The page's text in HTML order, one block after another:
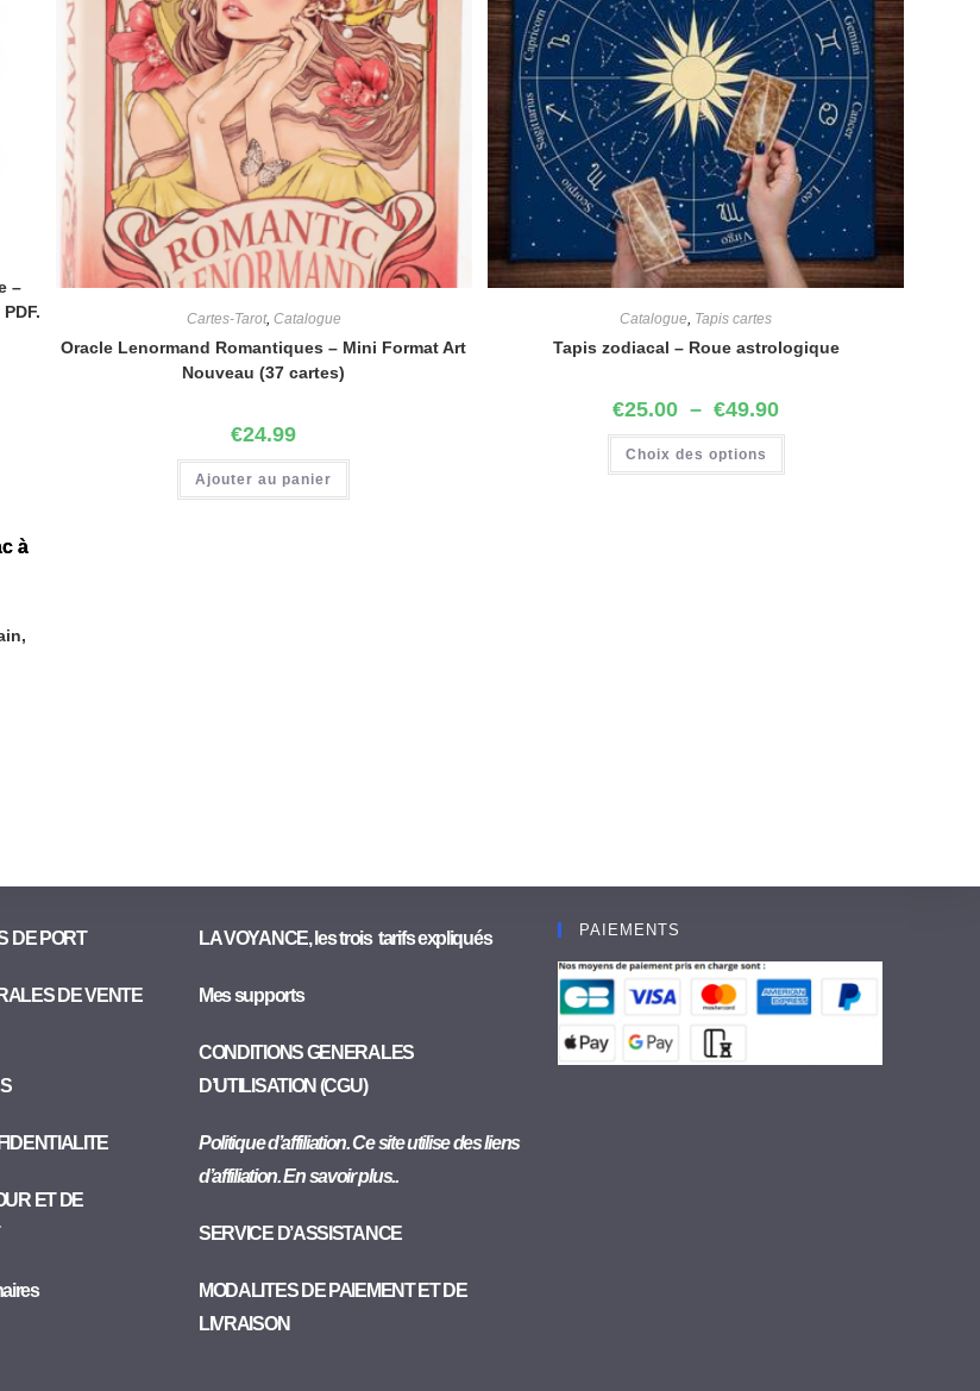
–
Cartes-Tarot, Catalogue
Oracle Lenormand Romantiques – Mini Format Art
Nouveau (37 cartes)
€24.99
Ajouter au panier
Catalogue Tapis cartes
Tapis zodiacal – Roue astrologique
€25.00 – €49.90
Choix des options
DE PORT
DE VENTE
ET DE
LA VOYANCE, les trois tarifs expliqués
Mes supports
CONDITIONS GENERALES
D’UTILISATION (CGU)
Politique d’affiliation. Ce site utilise des liens
d’affiliation. En savoir plus..
SERVICE D’ASSISTANCE
MODALITES DE PAIEMENT ET DE
LIVRAISON
PAIEMENTS